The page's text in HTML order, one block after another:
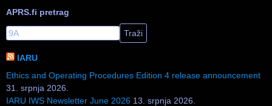
APRS.fi pretrag
IARU
Ethics and Operating Procedures Edition 4 release announcement
31. srpnja 2026.
IARU IWS Newsletter June 2026 13. srpnja 2026.